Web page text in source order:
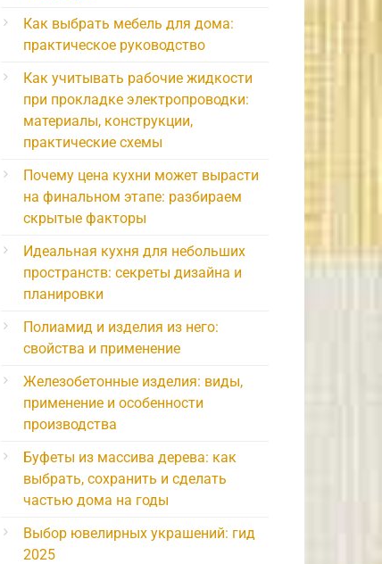
Как выбрать мебель для дома:
практическое руководство
Как учитывать рабочие жидкости
при прокладке электропроводки:
материалы, конструкции,
практические схемы
Почему цена кухни может вырасти
на финальном этапе: разбираем
скрытые факторы
Идеальная кухня для небольших
пространств: секреты дизайна и
планировки
Полиамид и изделия из него:
свойства и применение
Железобетонные изделия: виды,
применение и особенности
производства
Буфеты из массива дерева: как
выбрать, сохранить и сделать
частью дома на годы
Выбор ювелирных украшений: гид
2025